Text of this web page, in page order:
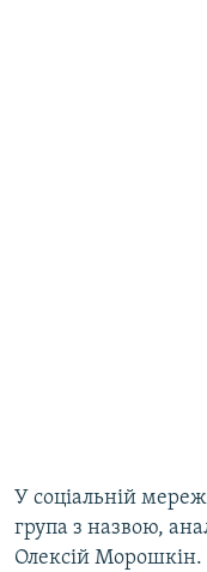
У соціальній
група з назвою,
Олексій Морошкін.